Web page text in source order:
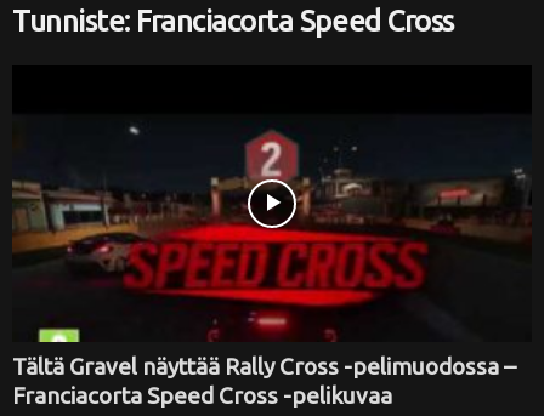
Tunniste: Franciacorta Speed Cross
Tältä Gravel näyttää Rally Cross -pelimuodossa –
Franciacorta Speed Cross -pelikuvaa